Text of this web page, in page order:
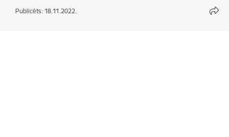
Publicēts: 18.11.2022.